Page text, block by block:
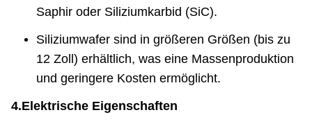
Saphir oder Siliziumkarbid (SiC).
Siliziumwafer sind in größeren Größen (bis zu
12 Zoll) erhältlich, was eine Massenproduktion
und geringere Kosten ermöglicht.
4.Elektrische Eigenschaften